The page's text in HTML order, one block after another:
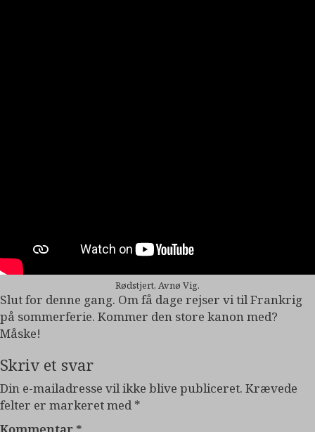
Rødstjert, Avnø Vig.
Slut for denne gang. Om få dage rejser vi til Frankrig
på sommerferie. Kommer den store kanon med?
Måske!
Skriv et svar
Din e-mailadresse vil ikke blive publiceret. Krævede
felter er markeret med *
Kommentar *